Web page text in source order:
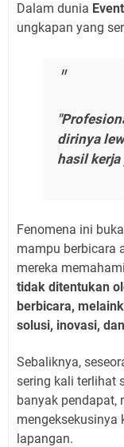
Dalam dunia
ungkapan yang
dirinya
hasil kerja
Fenomena ini
mampu berbicara
mereka
tidak ditentukan
berbicara,
solusi, inovasi,
Sebaliknya,
sering kali terlihat
banyak pendapat,
mengeksekusinya
lapangan.